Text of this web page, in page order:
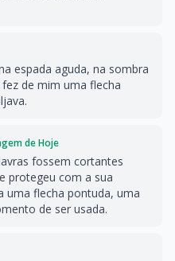
espada aguda, na sombra
de mim uma flecha
de Hoje
fossem cortantes
protegeu com a sua
uma flecha pontuda, uma
de ser usada.